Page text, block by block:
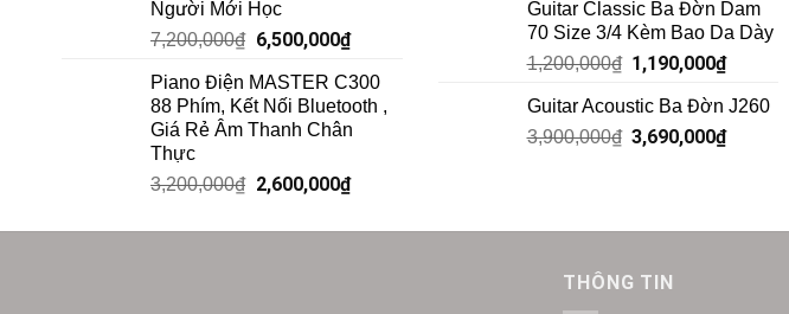
Người Mới Học
7,200,000₫ 6,500,000₫
Piano Điện MASTER C300
88 Phím, Kết Nối Bluetooth ,
Giá Rẻ Âm Thanh Chân
Thực
3,200,000₫ 2,600,000₫
Guitar Classic Ba Đờn Dam
70 Size 3/4 Kèm Bao Da Dày
1,200,000₫ 1,190,000₫
Guitar Acoustic Ba Đờn J260
3,900,000₫ 3,690,000₫
THÔNG TIN